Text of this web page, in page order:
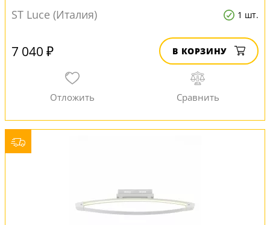
ST Luce (Италия) 1 шт.
7 040 ₽ В КОРЗИНУ